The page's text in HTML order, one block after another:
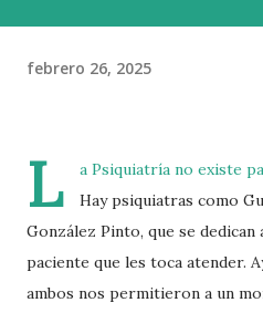
febrero 26, 2025
L
a Psiquiatría no existe
Hay psiquiatras como
González Pinto, que se dedican
paciente que les toca atender.
ambos nos permitieron a un